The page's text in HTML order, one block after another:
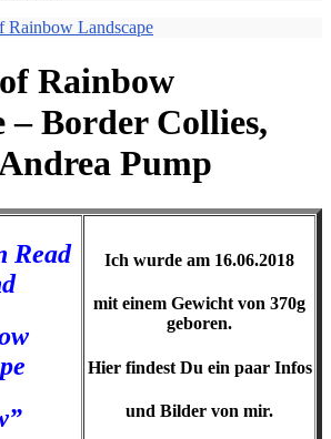
Rainbow Landscape
Rainbow
– Border Collies,
Pump
Read
Ich wurde am 16.06.2018
mit einem Gewicht von 370g
geboren.
Hier findest Du ein paar Infos
und Bilder von mir.